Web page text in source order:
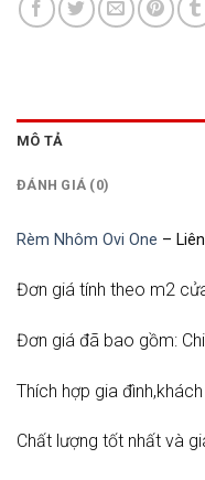
MÔ TẢ
ĐÁNH GIÁ (0)
Rèm Nhôm Ovi One –
Đơn giá tính theo m2
Đơn giá đã bao gồm:
Thích hợp gia
Chất lượng tốt nhất và